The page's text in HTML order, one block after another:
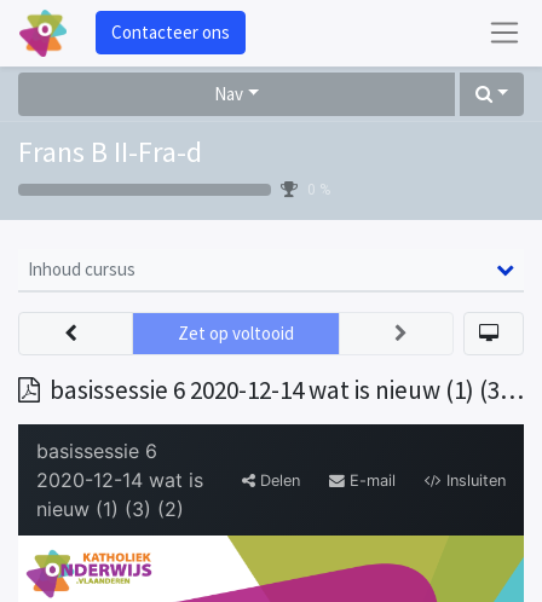
Contacteer ons
Nav
Frans B II-Fra-d
0 %
Inhoud cursus
basissessie 6 2020-12-14 wat is nieuw (1) (3) (2)
Zet op voltooid